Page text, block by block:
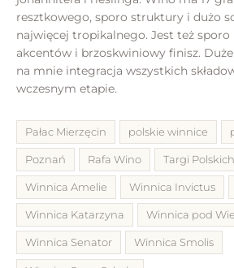
resztkowego, sporo struktury i dużo
najwięcej tropikalnego. Jest też
akcentów i brzoskwiniowy finisz.
na mnie integracja wszystkich
wczesnym etapie.
Pałac Mierzęcin polskie winnice
Poznań Rafa Wino Targi
Winnica Amelie Winnica Invictus
Winnica Katarzyna Winnica pod
Winnica Senator Winnica Smolis